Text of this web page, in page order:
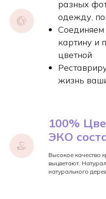
разных
одежду,
картину и
цветной
жизнь
100%
ЭКО
Высокое качество
выцветают.
натурального